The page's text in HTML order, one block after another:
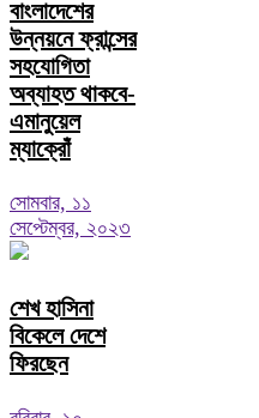
বাংলাদেশের
উন্নয়নে ফ্রান্সের
সহযোগিতা
অব্যাহত থাকবে-
এমানুয়েল
ম্যাক্রোঁ
সোমবার, ১১
সেপ্টেম্বর, ২০২৩
শেখ হাসিনা
বিকেলে দেশে
ফিরছেন